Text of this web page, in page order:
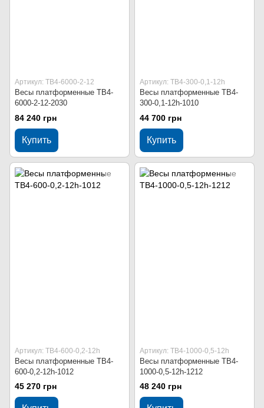
Артикул: ТВ4-6000-2-12
Весы платформенные ТВ4-
6000-2-12-2030
84 240 грн
Купить
Артикул: ТВ4-300-0,1-12h
Весы платформенные ТВ4-
300-0,1-12h-1010
44 700 грн
Купить
Артикул: ТВ4-600-0,2-12h
Весы платформенные ТВ4-
600-0,2-12h-1012
45 270 грн
Артикул: ТВ4-1000-0,5-12h
Весы платформенные ТВ4-
1000-0,5-12h-1212
48 240 грн